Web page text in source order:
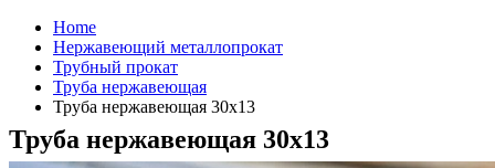
Home
Нержавеющий металлопрокат
Трубный прокат
Труба нержавеющая
Труба нержавеющая 30х13
Труба нержавеющая 30х13